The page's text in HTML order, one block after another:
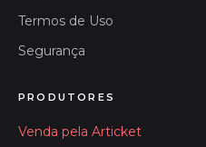
Termos de Uso
Segurança
PRODUTORES
Venda pela Articket